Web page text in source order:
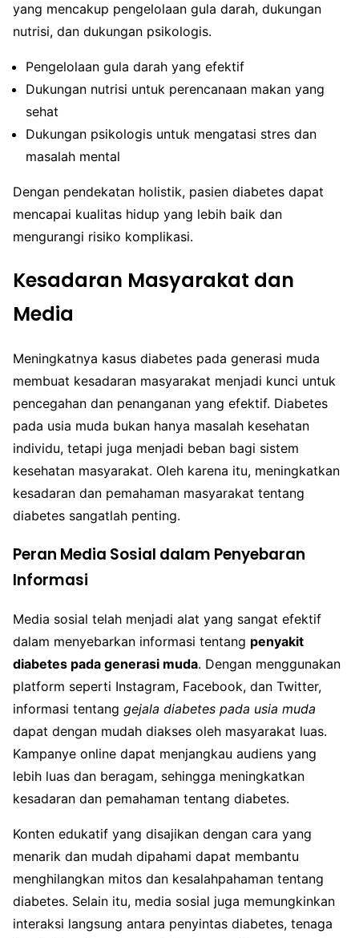
yang mencakup pengelolaan gula darah, dukungan
nutrisi, dan dukungan psikologis.
Pengelolaan gula darah yang efektif
Dukungan nutrisi untuk perencanaan makan yang
sehat
Dukungan psikologis untuk mengatasi stres dan
masalah mental
Dengan pendekatan holistik, pasien diabetes dapat
mencapai kualitas hidup yang lebih baik dan
mengurangi risiko komplikasi.
Kesadaran Masyarakat dan
Media
Meningkatnya kasus diabetes pada generasi muda
membuat kesadaran masyarakat menjadi kunci untuk
pencegahan dan penanganan yang efektif. Diabetes
pada usia muda bukan hanya masalah kesehatan
individu, tetapi juga menjadi beban bagi sistem
kesehatan masyarakat. Oleh karena itu, meningkatkan
kesadaran dan pemahaman masyarakat tentang
diabetes sangatlah penting.
Peran Media Sosial dalam Penyebaran
Informasi
Media sosial telah menjadi alat yang sangat efektif
dalam menyebarkan informasi tentang penyakit
diabetes pada generasi muda. Dengan menggunakan
platform seperti Instagram, Facebook, dan Twitter,
informasi tentang gejala diabetes pada usia muda
dapat dengan mudah diakses oleh masyarakat luas.
Kampanye online dapat menjangkau audiens yang
lebih luas dan beragam, sehingga meningkatkan
kesadaran dan pemahaman tentang diabetes.
Konten edukatif yang disajikan dengan cara yang
menarik dan mudah dipahami dapat membantu
menghilangkan mitos dan kesalahpahaman tentang
diabetes. Selain itu, media sosial juga memungkinkan
interaksi langsung antara penyintas diabetes, tenaga